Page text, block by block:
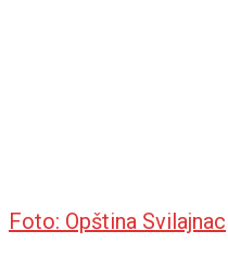
Foto: Opština Svilajnac